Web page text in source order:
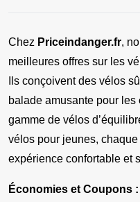
Chez Priceindanger.fr,
meilleures offres sur les
Ils conçoivent des vélos
balade amusante pour
gamme de vélos
vélos pour jeunes,
expérience confortable et
Économies et Coupons :